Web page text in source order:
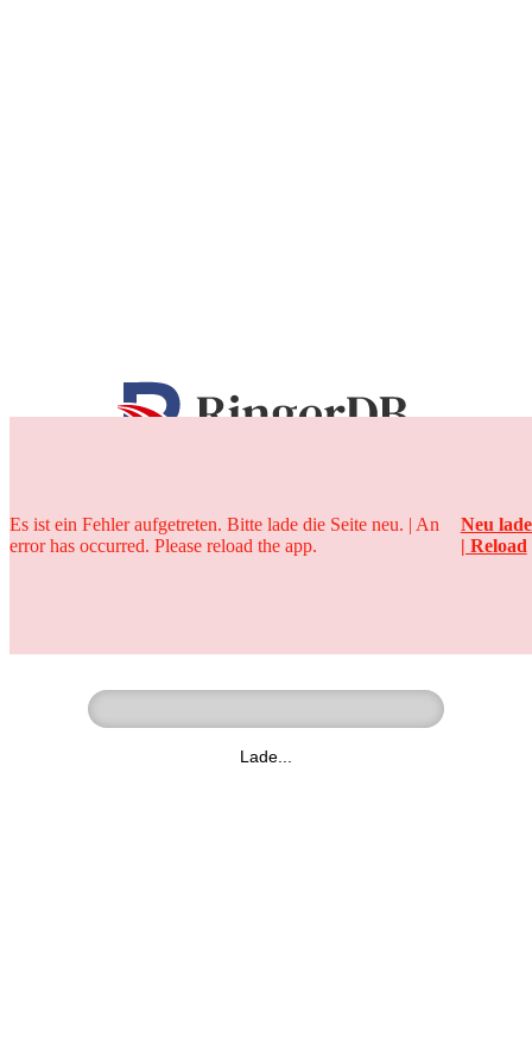
25 Jahre
Lade...
Es ist ein Fehler aufgetreten. Bitte lade die Seite neu. | An
error has occurred. Please reload the app.
Neu
| Reload